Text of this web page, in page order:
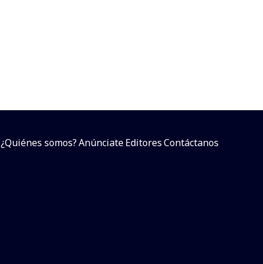
¿Quiénes somos?AnúnciateEditoresContáctanos